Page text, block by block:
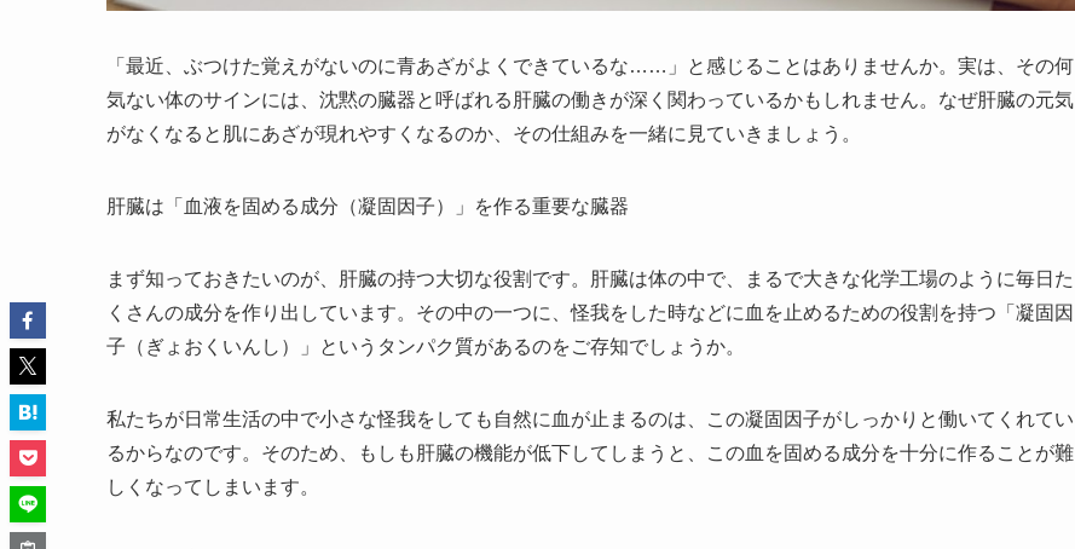
「最近、ぶつけた覚えがないのに青あざがよくできているな……」と感じることはありませんか。実は、その何
気ない体のサインには、沈黙の臓器と呼ばれる肝臓の働きが深く関わっているかもしれません。なぜ肝臓の元気
がなくなると肌にあざが現れやすくなるのか、その仕組みを一緒に見ていきましょう。
肝臓は「血液を固める成分（凝固因子）」を作る重要な臓器
まず知っておきたいのが、肝臓の持つ大切な役割です。肝臓は体の中で、まるで大きな化学工場のように毎日た
くさんの成分を作り出しています。その中の一つに、怪我をした時などに血を止めるための役割を持つ「凝固因
子（ぎょおくいんし）」というタンパク質があるのをご存知でしょうか。
私たちが日常生活の中で小さな怪我をしても自然に血が止まるのは、この凝固因子がしっかりと働いてくれてい
るからなのです。そのため、もしも肝臓の機能が低下してしまうと、この血を固める成分を十分に作ることが難
しくなってしまいます。